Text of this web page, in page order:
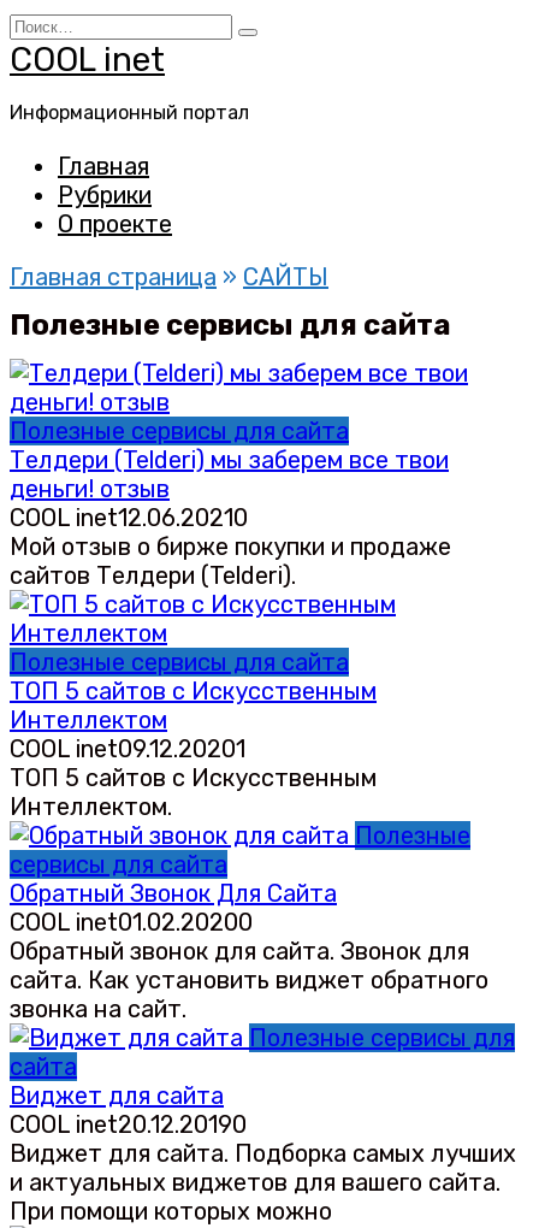
Перейти
к
содержанию
Search
for:
COOL inet
Информационный портал
Главная
Рубрики
О проекте
Главная страница » САЙТЫ
Полезные сервисы для сайта
Полезные сервисы для сайта
Телдери (Telderi) мы заберем все твои
деньги! отзыв
COOL inet12.06.20210
Мой отзыв о бирже покупки и продаже
сайтов Телдери (Telderi).
Полезные сервисы для сайта
ТОП 5 сайтов с Искусственным
Интеллектом
COOL inet09.12.20201
ТОП 5 сайтов с Искусственным
Интеллектом.
Полезные
сервисы для сайта
Обратный Звонок Для Сайта
COOL inet01.02.20200
Обратный звонок для сайта. Звонок для
сайта. Как установить виджет обратного
звонка на сайт.
Полезные сервисы для
сайта
Виджет для сайта
COOL inet20.12.20190
Виджет для сайта. Подборка самых лучших
и актуальных виджетов для вашего сайта.
При помощи которых можно